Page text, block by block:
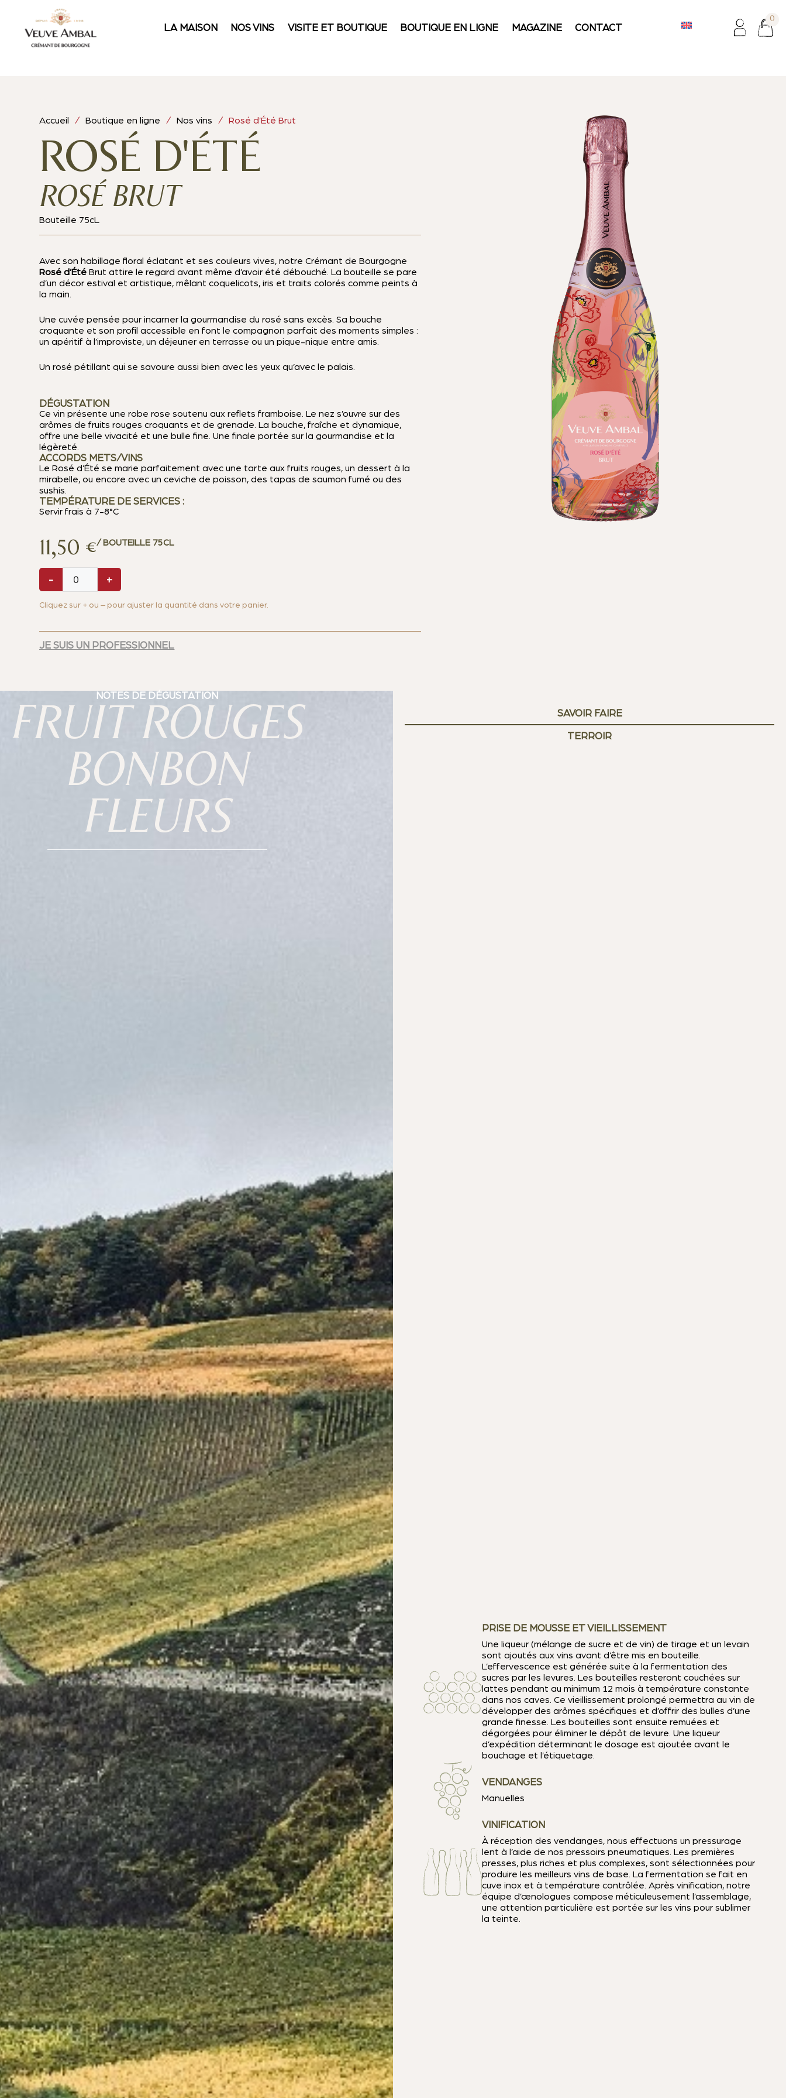
LA MAISON NOS VINS VISITE ET BOUTIQUE BOUTIQUE EN LIGNE MAGAZINE CONTACT
0
Accueil /Boutique en ligne /Nos vins / Rosé d’Été Brut
ROSÉ D'ÉTÉ
ROSÉ BRUT
Bouteille 75cL
Avec son habillage floral éclatant et ses couleurs vives, notre Crémant de Bourgogne
Rosé d’Été Brut attire le regard avant même d’avoir été débouché. La bouteille se pare
d’un décor estival et artistique, mêlant coquelicots, iris et traits colorés comme peints à
la main.
Une cuvée pensée pour incarner la gourmandise du rosé sans excès. Sa bouche
croquante et son profil accessible en font le compagnon parfait des moments simples :
un apéritif à l’improviste, un déjeuner en terrasse ou un pique-nique entre amis.
Un rosé pétillant qui se savoure aussi bien avec les yeux qu’avec le palais.
DÉGUSTATION
Ce vin présente une robe rose soutenu aux reflets framboise. Le nez s’ouvre sur des
arômes de fruits rouges croquants et de grenade. La bouche, fraîche et dynamique,
offre une belle vivacité et une bulle fine. Une finale portée sur la gourmandise et la
légèreté.
ACCORDS METS/VINS
Le Rosé d’Été se marie parfaitement avec une tarte aux fruits rouges, un dessert à la
mirabelle, ou encore avec un ceviche de poisson, des tapas de saumon fumé ou des
sushis.
TEMPÉRATURE DE SERVICES :
Servir frais à 7-8°C
11,50 €/ BOUTEILLE 75CL
- +
Cliquez sur + ou – pour ajuster la quantité dans votre panier.
JE SUIS UN PROFESSIONNEL
NOTES DE DÉGUSTATION
FRUIT ROUGES
BONBON
FLEURS
SAVOIR FAIRE
TERROIR
PRISE DE MOUSSE ET VIEILLISSEMENT
Une liqueur (mélange de sucre et de vin) de tirage et un levain
sont ajoutés aux vins avant d’être mis en bouteille.
L’effervescence est générée suite à la fermentation des
sucres par les levures. Les bouteilles resteront couchées sur
lattes pendant au minimum 12 mois à température constante
dans nos caves. Ce vieillissement prolongé permettra au vin de
développer des arômes spécifiques et d’offrir des bulles d’une
grande finesse. Les bouteilles sont ensuite remuées et
dégorgées pour éliminer le dépôt de levure. Une liqueur
d’expédition déterminant le dosage est ajoutée avant le
bouchage et l’étiquetage.
VENDANGES
Manuelles
VINIFICATION
À réception des vendanges, nous effectuons un pressurage
lent à l’aide de nos pressoirs pneumatiques. Les premières
presses, plus riches et plus complexes, sont sélectionnées pour
produire les meilleurs vins de base. La fermentation se fait en
cuve inox et à température contrôlée. Après vinification, notre
équipe d’œnologues compose méticuleusement l’assemblage,
une attention particulière est portée sur les vins pour sublimer
la teinte.